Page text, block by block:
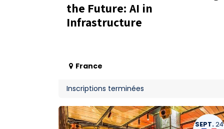
the Future: AI in
Infrastructure
France
Inscriptions terminées
SEPT. 24